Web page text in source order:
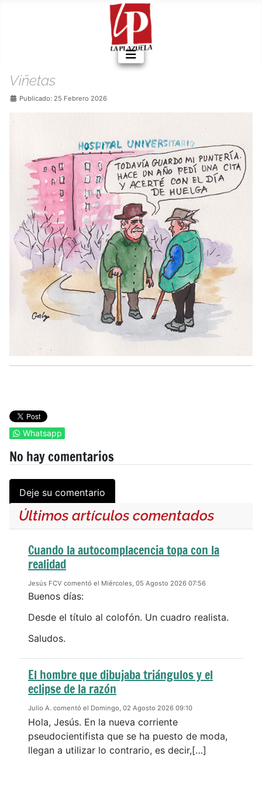
Últimos artículos comentados
Cuando la autocomplacencia topa con la
realidad
Jesús FCV comentó el Miércoles, 05 Agosto 2026 07:56
Buenos días:
Desde el título al colofón. Un cuadro realista.
Saludos.
El hombre que dibujaba triángulos y el
eclipse de la razón
Julio A. comentó el Domingo, 02 Agosto 2026 09:10
Hola, Jesús. En la nueva corriente
pseudocientifista que se ha puesto de moda,
llegan a utilizar lo contrario, es decir,[…]
Viñetas
Detalles
Publicado: 25 Febrero 2026
Whatsapp
No hay comentarios
Deje su comentario